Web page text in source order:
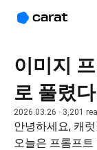
이미지
로 풀렸
2026.03.26 · 3,201
안녕하세요, 캐
오늘은 프롬프